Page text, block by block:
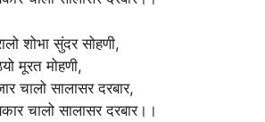
शोभा सुंदर सोहणी,
मूरत मोहणी,
चालो सालासर दरबार,
चालो सालासर दरबार।।